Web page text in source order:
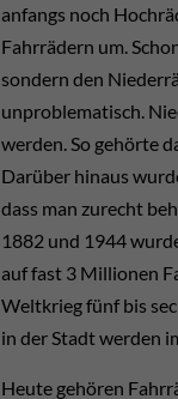
anfangs noch
Fahrrädern um.
sondern den
unproblematisch.
werden. So gehörte
Darüber hinaus
dass man zurecht
1882 und 1944
auf fast 3 Millionen
Weltkrieg fünf bis
in der Stadt werden
Heute gehören